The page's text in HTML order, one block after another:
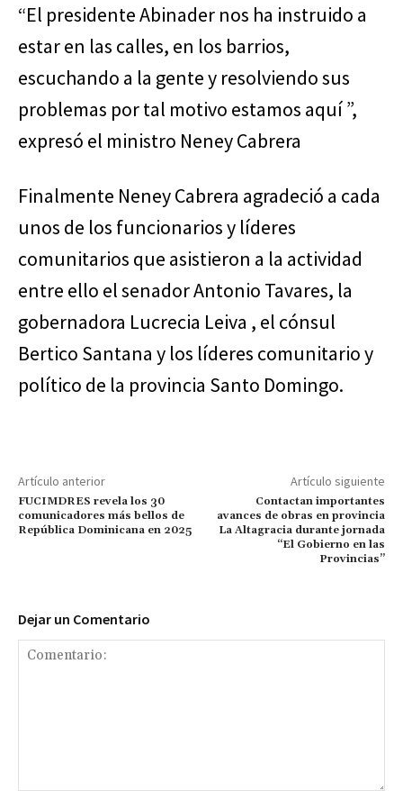
“El presidente Abinader nos ha instruido a
estar en las calles, en los barrios,
escuchando a la gente y resolviendo sus
problemas por tal motivo estamos aquí ”,
expresó el ministro Neney Cabrera
Finalmente Neney Cabrera agradeció a cada
unos de los funcionarios y líderes
comunitarios que asistieron a la actividad
entre ello el senador Antonio Tavares, la
gobernadora Lucrecia Leiva , el cónsul
Bertico Santana y los líderes comunitario y
político de la provincia Santo Domingo.
Artículo anterior
FUCIMDRES revela los 30
comunicadores más bellos de
República Dominicana en 2025
Artículo siguiente
Contactan importantes
avances de obras en provincia
La Altagracia durante jornada
“El Gobierno en las
Provincias”
Dejar un Comentario